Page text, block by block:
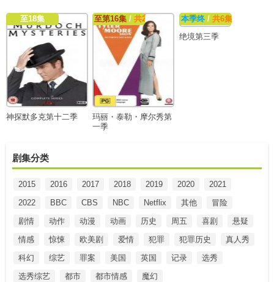
至18集
神探默多克第十二季
至第16集 /共24集
玛丽・泰勒・摩尔秀第
一季
本季终/ 共6集
绝境第三季
剧集分类
2015 2016 2017 2018 2019 2020
2021
2022
BBC CBS NBC Netflix 其他
冒险
剧情
动作 动漫 动画 历史 周五 喜剧
悬疑
情感
惊悚 欧美剧 爱情 犯罪 犯罪历史
真人秀
科幻
综艺 罪案 美国 英国 记录
选秀
选秀综艺
都市 都市情感 魔幻